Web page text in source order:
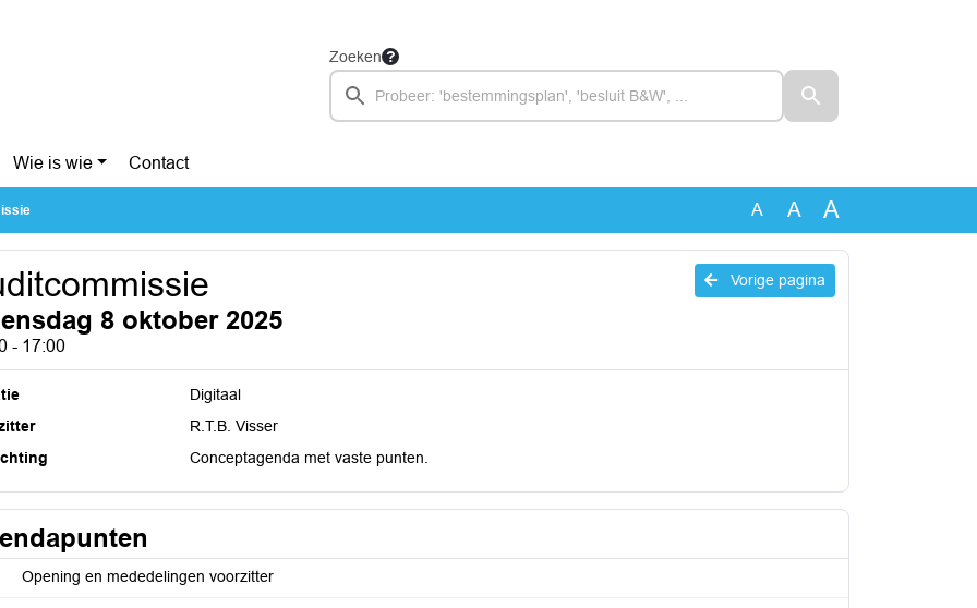
Zoeken
Wie is wie Contact
A A A
Vorige pagina
8 oktober 2025
- 17:00
Digitaal
R.T.B. Visser
Conceptagenda met vaste punten.
Opening en mededelingen voorzitter